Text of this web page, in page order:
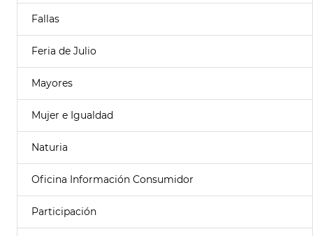
Fallas
Feria de Julio
Mayores
Mujer e Igualdad
Naturia
Oficina Información Consumidor
Participación